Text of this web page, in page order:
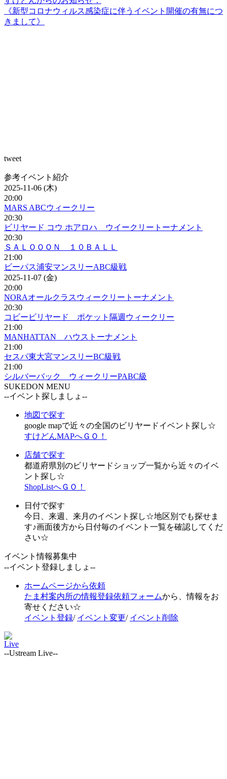
《新型コロナウィルス感染症に伴うイベント開催の有無につ
きまして》
tweet
参考イベント紹介
2025-11-06 (木)
20:00
MARS ABCウィークリー
20:30
ビリヤード コウ ホアロハ ウイークリートーナメント
20:30
ＳＡＬＯＯＯＮ １０ＢＡＬＬ
21:00
ビーパス浦安マンスリーABC級戦
2025-11-07 (金)
20:00
NORAオールクラスウィークリートーナメント
20:30
コビービリヤード ポケット隔週ウィークリー
21:00
MANHATTAN ハウストーナメント
21:00
セスパ東大宮マンスリーBC級戦
21:00
シルバーバック ウィークリーPABC級
SUKEDON MENU
--イベント探しましょ--
地図で探す
google mapで近々の全国のビリヤードイベント探し☆
すけどんMAPへＧＯ！
店舗で探す
都道府県別のビリヤードショップ一覧から近々のイベ
ント探し☆
ShopListへＧＯ！
日付で探す
今日、来週、来月のイベント探し☆地区別でも探せま
す♪画面後方から日付毎のイベント一覧を確認してくだ
さい☆
イベント情報募集中
--イベント登録しましょ--
ホームページから依頼
たま村案内所の情報登録依頼フォームから、情報をお
寄せください☆
イベント登録/ イベント変更/ イベント削除
Live
--Ustream Live--